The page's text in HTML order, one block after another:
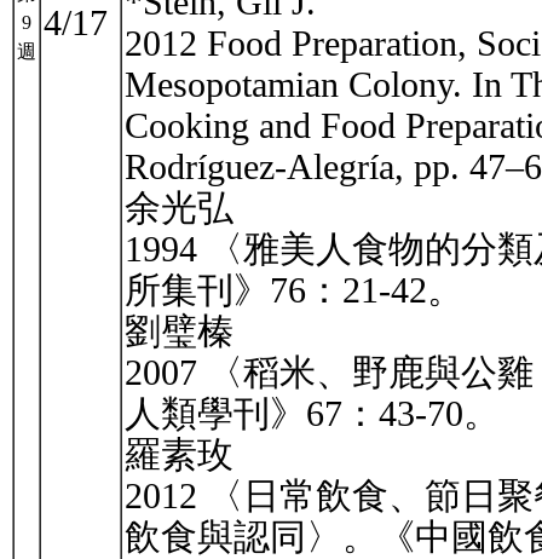
9
週
4/17 2012 Food Preparation,
Mesopotamian Colony. In
Cooking and Food
Rodríguez-Alegría, pp.
余光弘
1994 〈雅美人食物的分
所集刊》76：21-42。
劉璧榛
2007 〈稻米、野鹿與公
人類學刊》67：43-70。
羅素玫
2012 〈日常飲食、節日
飲食與認同〉。《中國飲